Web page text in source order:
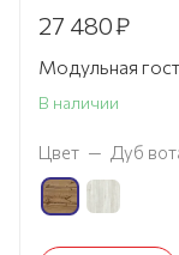
27 480₽
Модульная
В наличии
Цвет — Дуб